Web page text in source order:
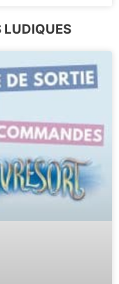
LUDIQUES